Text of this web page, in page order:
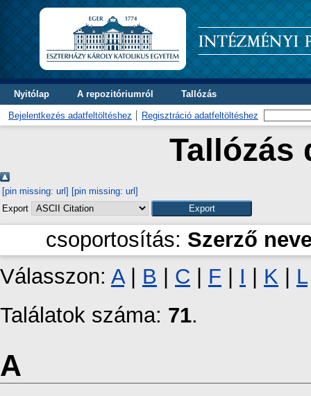
Nyitólap A repozitóriumról Tallózás
Bejelentkezés adatfeltöltéshez Regisztráció adatfeltöltéshez
Tallózás
[pin missing: url] [pin missing: url]
Export
csoportosítás: Szerző
Válasszon: A| B C F I K L
Találatok száma: 71.
A